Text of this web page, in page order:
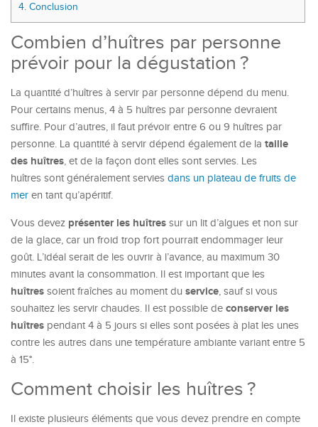
4. Conclusion
Combien d’huîtres par personne
prévoir pour la dégustation ?
La quantité d’huîtres à servir par personne dépend du menu.
Pour certains menus, 4 à 5 huîtres par personne devraient
suffire. Pour d’autres, il faut prévoir entre 6 ou 9 huîtres par
personne. La quantité à servir dépend également de la taille
des huîtres, et de la façon dont elles sont servies. Les
huîtres sont généralement servies dans un plateau de fruits de
mer en tant qu’apéritif.
Vous devez présenter les huîtres sur un lit d’algues et non sur
de la glace, car un froid trop fort pourrait endommager leur
goût. L’idéal serait de les ouvrir à l’avance, au maximum 30
minutes avant la consommation. Il est important que les
huîtres soient fraîches au moment du service, sauf si vous
souhaitez les servir chaudes. Il est possible de conserver les
huîtres pendant 4 à 5 jours si elles sont posées à plat les unes
contre les autres dans une température ambiante variant entre 5
à 15°.
Comment choisir les huîtres ?
Il existe plusieurs éléments que vous devez prendre en compte